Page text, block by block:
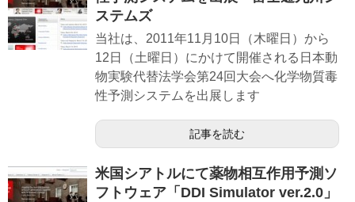
ステムズ
当社は、2011年11月10日（木曜日）から
12日（土曜日）にかけて開催される日本動
物実験代替法学会第24回大会へ化学物質毒
性予測システムを出展します
記事を読む
米国シアトルにて薬物相互作用予測ソ
フトウェア「DDI Simulator ver.2.0」